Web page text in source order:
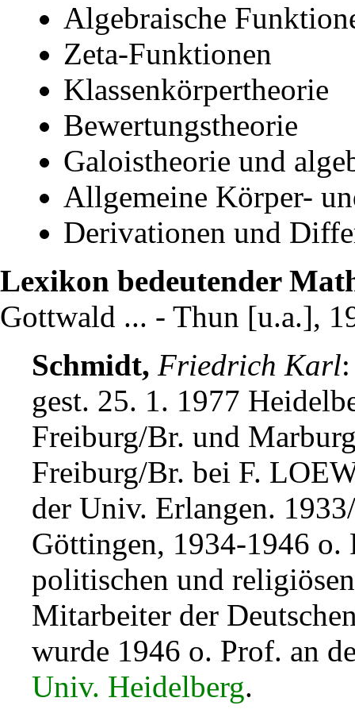
Algebraische
Zeta-Funktionen
Klassenkörpertheorie
Bewertungstheorie
Galoistheorie und
Allgemeine Körper-
Derivationen und
Lexikon bedeutender
Gottwald ... - Thun [u.a.],
Schmidt, Friedrich Karl
gest. 25. 1. 1977
Freiburg/Br. und
Freiburg/Br. bei F.
der Univ. Erlangen.
Göttingen, 1934-1946 o.
politischen und
Mitarbeiter der
wurde 1946 o. Prof. an
Univ. Heidelberg.